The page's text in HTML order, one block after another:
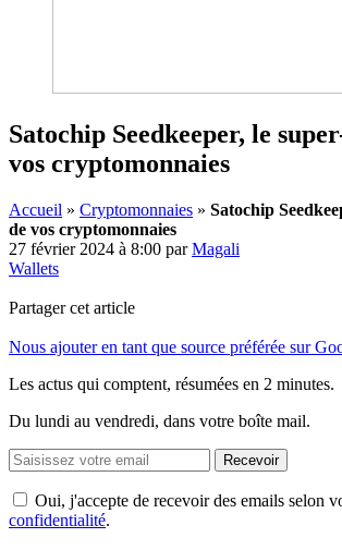
Satochip Seedkeeper, le
vos cryptomonnaies
Accueil » Cryptomonnaies » Satochip
de vos cryptomonnaies
27 février 2024 à 8:00 parMagali
Wallets
Partager cet article
Nous ajouter en tant que source préférée sur
Les actus qui comptent, résumées en 2 minutes.
Du lundi au vendredi, dans votre boîte mail.
Recevoir
Oui, j'accepte de recevoir des emails selon
confidentialité.